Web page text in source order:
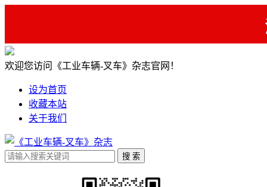
欢迎您访问《工业车辆-叉车》杂志官网！
设为首页
收藏本站
关于我们